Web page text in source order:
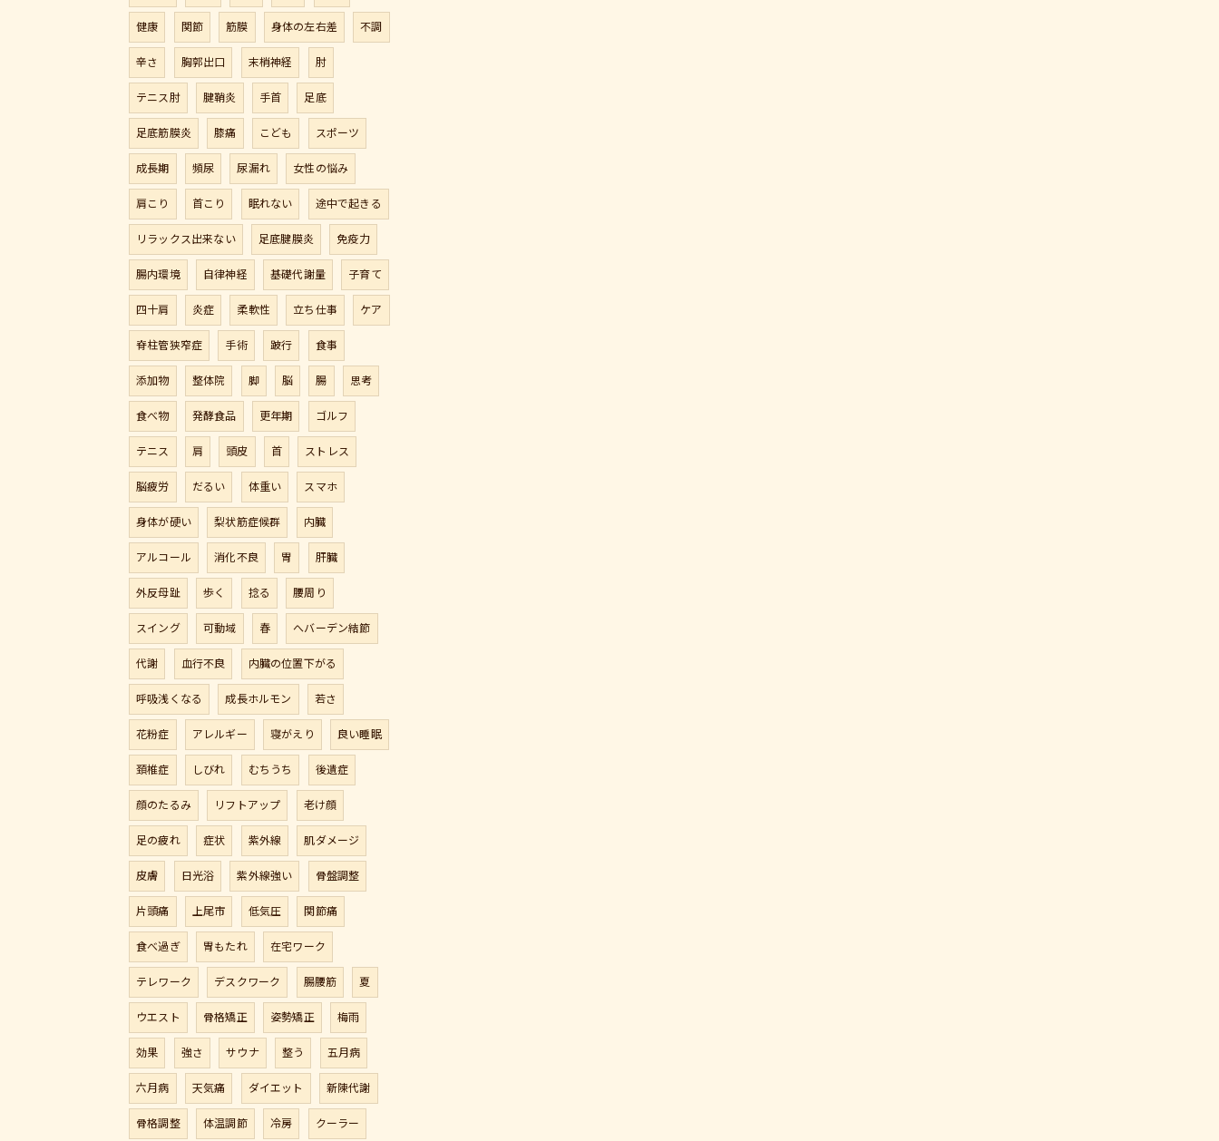
健康 関節 筋膜 身体の左右差 不調
辛さ 胸郭出口 末梢神経 肘
テニス肘 腱鞘炎 手首 足底
足底筋膜炎 膝痛 こども スポーツ
成長期 頻尿 尿漏れ 女性の悩み
肩こり 首こり 眠れない 途中で起きる
リラックス出来ない 足底腱膜炎 免疫力
腸内環境 自律神経 基礎代謝量 子育て
四十肩 炎症 柔軟性 立ち仕事 ケア
脊柱管狭窄症 手術 跛行 食事
添加物 整体院 脚 脳 腸 思考
食べ物 発酵食品 更年期 ゴルフ
テニス 肩 頭皮 首 ストレス
脳疲労 だるい 体重い スマホ
身体が硬い 梨状筋症候群 内臓
アルコール 消化不良 胃 肝臓
外反母趾 歩く 捻る 腰周り
スイング 可動域 春 へバーデン結節
代謝 血行不良 内臓の位置下がる
呼吸浅くなる 成長ホルモン 若さ
花粉症 アレルギー 寝がえり 良い睡眠
頚椎症 しびれ むちうち 後遺症
顔のたるみ リフトアップ 老け顔
足の疲れ 症状 紫外線 肌ダメージ
皮膚 日光浴 紫外線強い 骨盤調整
片頭痛 上尾市 低気圧 関節痛
食べ過ぎ 胃もたれ 在宅ワーク
テレワーク デスクワーク 腸腰筋 夏
ウエスト 骨格矯正 姿勢矯正 梅雨
効果 強さ サウナ 整う 五月病
六月病 天気痛 ダイエット 新陳代謝
骨格調整 体温調節 冷房 クーラー